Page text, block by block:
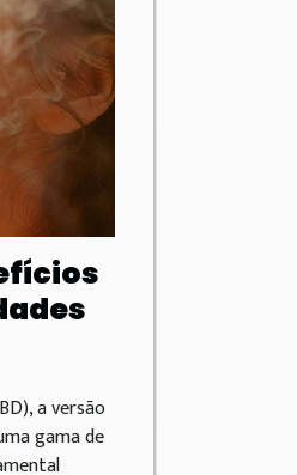
a versão
gama de